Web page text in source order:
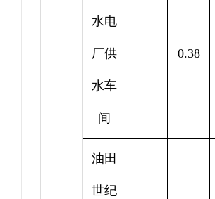
水电
厂供
水车
间
0.38
油田
世纪